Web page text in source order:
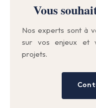
Vous
Nos experts sont à
sur vos enjeux et
projets.